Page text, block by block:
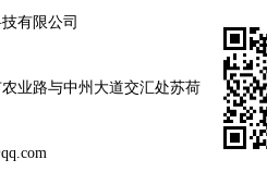
有限公司
业路与中州大道交汇处苏荷